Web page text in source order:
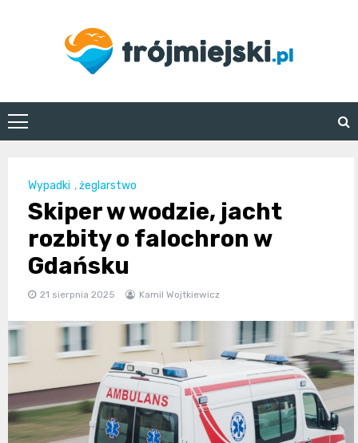
trojmiejski.pl
Wypadki ,żeglarstwo
Skiper w wodzie, jacht
rozbity o falochron w
Gdańsku
21 sierpnia 2025 Kamil Wojtkiewicz